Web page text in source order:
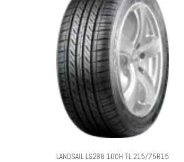
LANDSAIL LS288 100H TL 215/75R15